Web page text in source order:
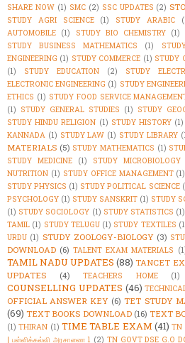
SHARE NOW (1) SMC (2) SSC UPDATES (2)
STUDY AGRI SCIENCE
(1) STUDY ARABIC
AUTOMOBILE (1) STUDY BIO CHEMISTRY (1)
STUDY BUSINESS MATHEMATICS (1)
ENGINEERING (1) STUDY COMMERCE (1) STUDY
(1)
STUDY EDUCATION (2) STUDY
ELECTRONIC ENGINEERING (1) STUDY
ETHICS (1) STUDY FOOD SERVICE
(1) STUDY GENERAL STUDIES (1) STUDY
STUDY HINDU RELIGION (1) STUDY HISTORY (1)
KANNADA (1) STUDY LAW (1) STUDY LIBRARY
MATERIALS (5) STUDY MATHEMATICS (1)
STUDY MEDICINE
(1) STUDY MICROBIOLOGY
NUTRITION (1) STUDY OFFICE MANAGEMENT (1)
STUDY PHYSICS (1) STUDY POLITICAL SCIENCE
PSYCHOLOGY (1) STUDY SANSKRIT (1) STUDY
(1) STUDY SOCIOLOGY (1) STUDY STATISTICS (1)
TAMIL (1) STUDY TELUGU (1) STUDY TEXTILES
URDU (1) STUDY ZOOLOGY-BIOLOGY (3)
DOWNLOAD (6) TALENT EXAM MATERIALS
TAMIL NADU UPDATES (88) TANCET
UPDATES
(4) TEACHERS HOME (1)
COUNSELLING UPDATES (46)
OFFICIAL ANSWER KEY (6) TET STUDY
(69) TEXT BOOKS DOWNLOAD (16) TEXT
(1) THIRAN (1) TIME TABLE EXAM (41) TN
| பள்ளிக்கல்வி அரசாணை 1 (2) TN GOVT DSE G.O